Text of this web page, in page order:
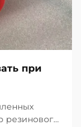
при
резинового